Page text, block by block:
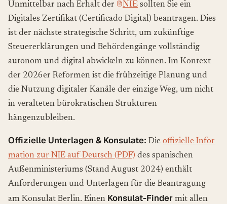
Unmittelbar nach Erhalt der NIE sollten Sie ein
Digitales Zertifikat (Certificado Digital) beantragen. Dies
ist der nächste strategische Schritt, um zukünftige
Steuererklärungen und Behördengänge vollständig
autonom und digital abwickeln zu können. Im Kontext
der 2026er Reformen ist die frühzeitige Planung und
die Nutzung digitaler Kanäle der einzige Weg, um nicht
in veralteten bürokratischen Strukturen
hängenzubleiben.
Offizielle Unterlagen & Konsulate: Die offizielle Infor
mation zur NIE auf Deutsch (PDF) des spanischen
Außenministeriums (Stand August 2024) enthält
Anforderungen und Unterlagen für die Beantragung
am Konsulat Berlin. Einen Konsulat-Finder mit allen